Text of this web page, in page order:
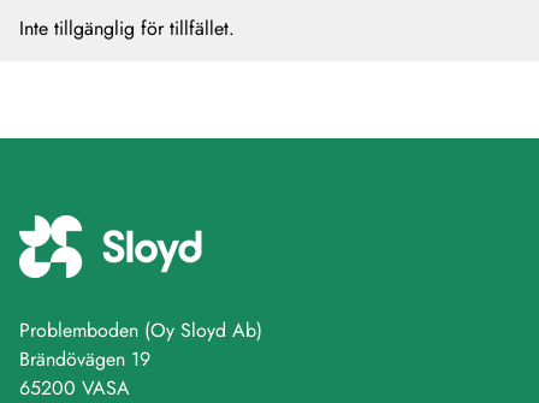
Inte tillgänglig för tillfället.
Problemboden (Oy Sloyd Ab)
Brändövägen 19
65200 VASA